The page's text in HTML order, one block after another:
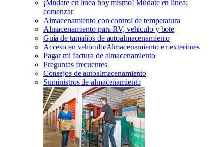
¡Múdate en línea hoy mismo! Múdate en línea:
comenzar
Almacenamiento con control de temperatura
Almacenamiento para RV, vehículo y bote
Guía de tamaños de autoalmacenamiento
Acceso en vehículo/Almacenamiento en exteriores
Pagar mi factura de almacenamiento
Preguntas frecuentes
Consejos de autoalmacenamiento
Suministros de almacenamiento